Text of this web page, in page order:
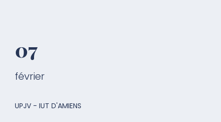
07
février
UPJV - IUT D'AMIENS